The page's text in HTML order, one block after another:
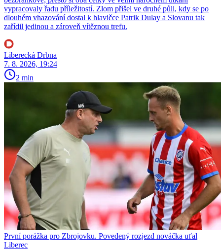
vypracovaly řadu příležitostí. Zlom přišel ve druhé půli, kdy se po
dlouhém vhazování dostal k hlavičce Patrik Dulay a Slovanu tak
zařídil jedinou a zároveň vítěznou trefu.
Liberecká Drbna
7. 8. 2026, 19:24
2 min
První porážka pro Zbrojovku. Povedený rozjezd nováčka uťal
Liberec